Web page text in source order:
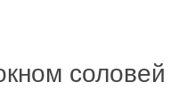
соловей